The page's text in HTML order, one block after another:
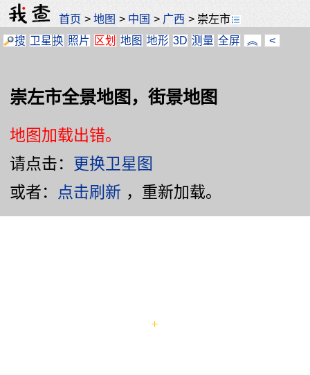
首页 >地图 > 中国 > 广西 > 崇左市
搜 卫星换 照片 区划 地图 地形 3D 测量 全屏 ︽ <
崇左市全景地图，街景地图
地图加载出错。
请点击： 更换卫星图
或者： 点击刷新 ，重新加载。